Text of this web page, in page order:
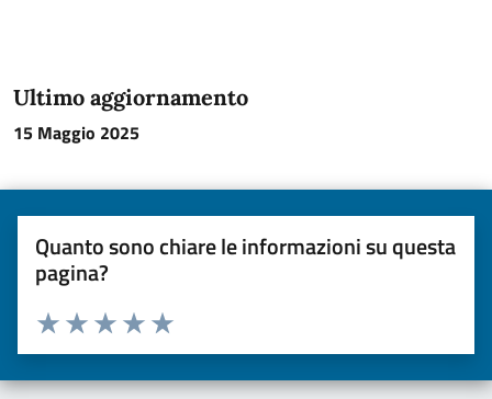
Ultimo aggiornamento
15 Maggio 2025
Quanto sono chiare le informazioni su questa
pagina?
Valuta da 1 a 5 stelle la pagina
Valuta 5 stelle su 5
Valuta 4 stelle su 5
Valuta 3 stelle su 5
Valuta 2 stelle su 5
Valuta una stella su 5